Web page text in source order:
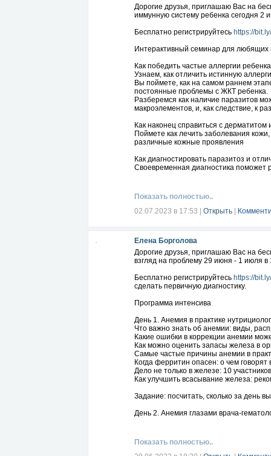
Дорогие друзья, приглашаю Вас на
иммунную систему ребенка сегодня 2
Бесплатно регистрируйтесь https://
Интерактивный семинар для любящих
Как победить частые аллергии
Узнаем, как отличить истинную
Вы поймете, как на самом раннем
постоянные проблемы с ЖКТ ребенка.
Разберемся как наличие паразитов
макроэлементов, и, как следствие, к
Как наконец справиться с дерматитом
Поймете как лечить заболевания
различные кожные проявления
Как диагностировать паразитоз и
Своевременная диагностика поможет
Бесплатно регистрируйтесь
Вы когда-нибудь задумывались о том,
Мы приглашаем вас на наш
Вы узнаете о связи между питанием
ребенка.
Присоединяйтесь к нашему
здоровое развитие вашего ребенка!
Подписывайтесь на мои ресурсы по
https://vk.com/healthslimbeauty
https://www.facebook.com/groups/
Показать полностью..
02.07.2023 в 17:53
Открыть
Елена Борголова
Дорогие друзья, приглашаю Вас на
взгляд на проблему 29 июня - 1 июля в
Бесплатно регистрируйтесь https://
сделать первичную диагностику.
Программа интенсива
День 1. Анемия в практике
Что важно знать об анемии: виды,
Какие ошибки в коррекции анемии
Как можно оценить запасы железа в
Самые частые причины анемии в
Когда ферритин опасен: о чем
Дело не только в железе: 10
Как улучшить всасывание железа:
Задание: посчитать, сколько за день
День 2. Анемия глазами врача-
Что такое скрининг на дефицит
Главный принцип лечения дефицита
Показать полностью..